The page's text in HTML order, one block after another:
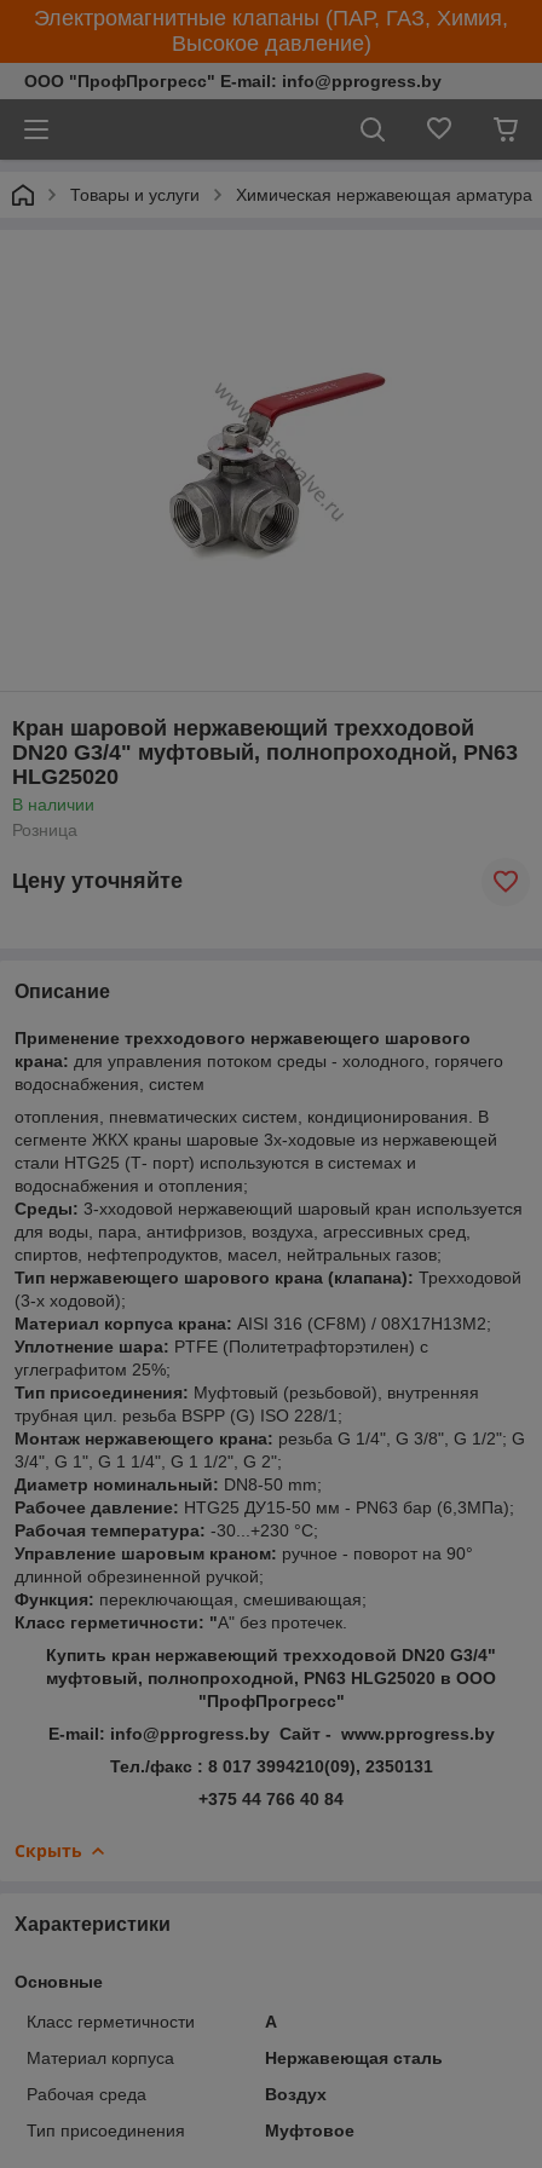
Электромагнитные клапаны (ПАР, ГАЗ, Химия,
Высокое давление)
ООО "ПрофПрогресс" E-mail: info@pprogress.by
Товары и услуги Химическая нержавеющая арматура
Кран шаровой нержавеющий трехходовой
DN20 G3/4" муфтовый, полнопроходной, PN63
HLG25020
В наличии
Розница
Цену уточняйте
Описание
Применение трехходового нержавеющего шарового
крана: для управления потоком среды - холодного, горячего
водоснабжения, систем
отопления, пневматических систем, кондиционирования. В
сегменте ЖКХ краны шаровые 3х-ходовые из нержавеющей
стали HTG25 (Т- порт) используются в системах и
водоснабжения и отопления;
Среды: 3-хходовой нержавеющий шаровый кран используется
для воды, пара, антифризов, воздуха, агрессивных сред,
спиртов, нефтепродуктов, масел, нейтральных газов;
Тип нержавеющего шарового крана (клапана): Трехходовой
(3-х ходовой);
Материал корпуса крана: AISI 316 (CF8M) / 08Х17Н13М2;
Уплотнение шара: PTFE (Политетрафторэтилен) с
углеграфитом 25%;
Тип присоединения: Муфтовый (резьбовой), внутренняя
трубная цил. резьба BSPP (G) ISO 228/1;
Монтаж нержавеющего крана: резьба G 1/4", G 3/8", G 1/2"; G
3/4", G 1", G 1 1/4", G 1 1/2", G 2";
Диаметр номинальный: DN8-50 mm;
Рабочее давление: HTG25 ДУ15-50 мм - PN63 бар (6,3МПа);
Рабочая температура: -30...+230 °С;
Управление шаровым краном: ручное - поворот на 90°
длинной обрезиненной ручкой;
Функция: переключающая, смешивающая;
Класс герметичности: "A" без протечек.
Купить кран нержавеющий трехходовой DN20 G3/4"
муфтовый, полнопроходной, PN63 HLG25020 в ООО
"ПрофПрогресс"
E-mail: info@pprogress.by Сайт - www.pprogress.by
Тел./факс : 8 017 3994210(09), 2350131
+375 44 766 40 84
Скрыть
Характеристики
Основные
Класс герметичности
А
Материал корпуса
Нержавеющая сталь
Рабочая среда
Воздух
Тип присоединения
Муфтовое